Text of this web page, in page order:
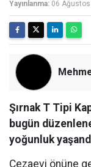
Yayınlanma: 06
Şırnak T Tipi
bugün
yoğunluk
Cezaevi önüne